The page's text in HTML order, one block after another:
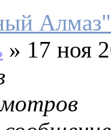
Алмаз"
» 17 ноя